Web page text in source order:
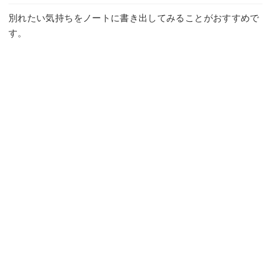
別れたい気持ちをノートに書き出してみることがおすすめで
す。